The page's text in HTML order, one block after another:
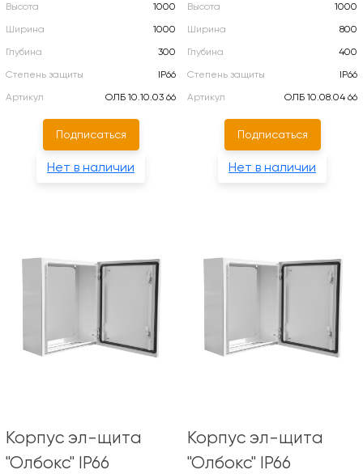
Высота
1000
Ширина
1000
Глубина
300
Степень защиты
IP66
Артикул
ОЛБ 10.10.03 66
Подписаться
Нет в наличии
Высота
1000
Ширина
800
Глубина
400
Степень защиты
IP66
Артикул
ОЛБ 10.08.04 66
Подписаться
Нет в наличии
Корпус эл-щита
"Олбокс" IP66
Корпус эл-щита
"Олбокс" IP66